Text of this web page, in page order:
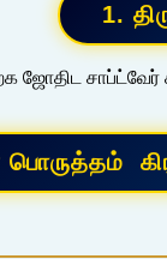
ஜோதிட சாப்ட்வேர்